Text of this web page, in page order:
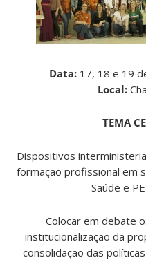
Data: 17, 18 e 19
Local:
TEMA
Dispositivos
formação profissional em
Saúde e
Colocar em debate
institucionalização da
consolidação das